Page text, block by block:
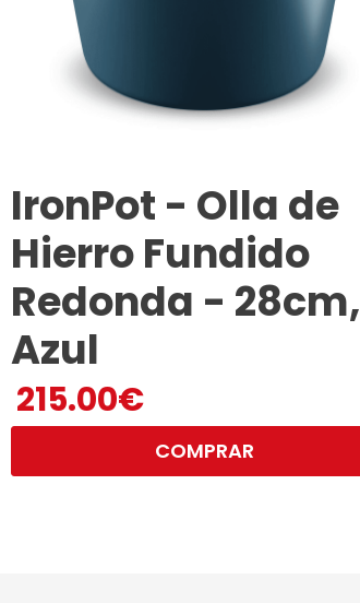
IronPot - Olla de
Hierro Fundido
Redonda - 28cm,
Azul
215.00€
COMPRAR